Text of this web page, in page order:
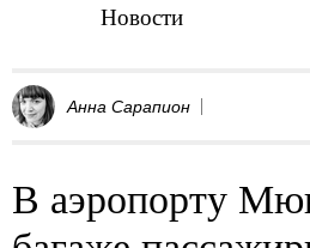
Новости
Анна Сарапион
В аэропорту